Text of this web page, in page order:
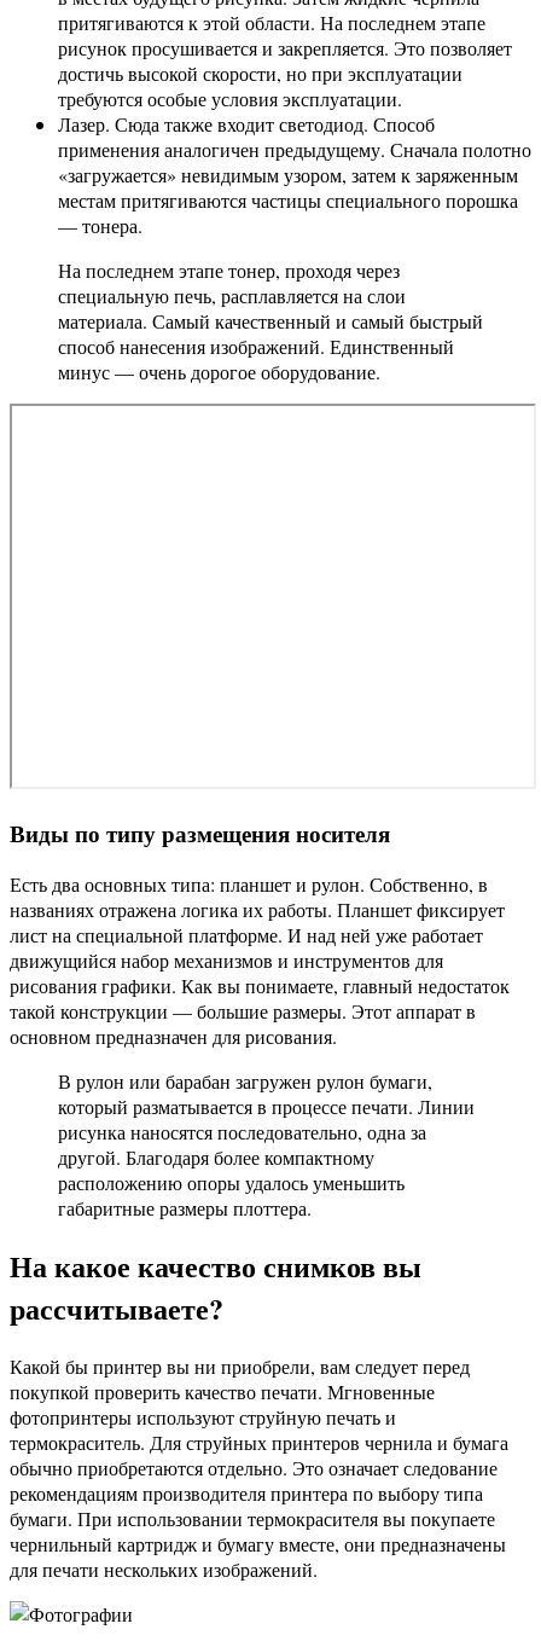
притягиваются к этой области. На последнем этапе
рисунок просушивается и закрепляется. Это позволяет
достичь высокой скорости, но при эксплуатации
требуются особые условия эксплуатации.
Лазер. Сюда также входит светодиод. Способ
применения аналогичен предыдущему. Сначала полотно
«загружается» невидимым узором, затем к заряженным
местам притягиваются частицы специального порошка
— тонера.
На последнем этапе тонер, проходя через
специальную печь, расплавляется на слои
материала. Самый качественный и самый быстрый
способ нанесения изображений. Единственный
минус — очень дорогое оборудование.
Виды по типу размещения носителя
Есть два основных типа: планшет и рулон. Собственно, в
названиях отражена логика их работы. Планшет фиксирует
лист на специальной платформе. И над ней уже работает
движущийся набор механизмов и инструментов для
рисования графики. Как вы понимаете, главный недостаток
такой конструкции — большие размеры. Этот аппарат в
основном предназначен для рисования.
В рулон или барабан загружен рулон бумаги,
который разматывается в процессе печати. Линии
рисунка наносятся последовательно, одна за
другой. Благодаря более компактному
расположению опоры удалось уменьшить
габаритные размеры плоттера.
На какое качество снимков вы
рассчитываете?
Какой бы принтер вы ни приобрели, вам следует перед
покупкой проверить качество печати. Мгновенные
фотопринтеры используют струйную печать и
термокраситель. Для струйных принтеров чернила и бумага
обычно приобретаются отдельно. Это означает следование
рекомендациям производителя принтера по выбору типа
бумаги. При использовании термокрасителя вы покупаете
чернильный картридж и бумагу вместе, они предназначены
для печати нескольких изображений.